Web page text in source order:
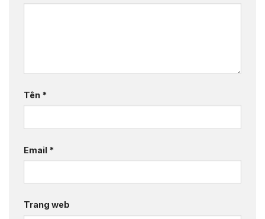
Tên *
Email *
Trang web